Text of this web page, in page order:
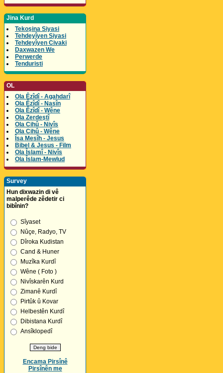
Jina Kurd
Tekoşina Siyasi
Tehdeyîyen Siyasi
Tehdeyîyen Civaki
Daxwazen We
Perwerde
Tenduristi
OL
Ola Êzîdî - Agahdarî
Ola Êzîdî - Nasîn
Ola Êzîdî - Wêne
Ola Zerdeştî
Ola Cihû - Nivîs
Ola Cihû - Wêne
Îsa Mesîh - Jesus
Bibel & Jesus - Film
Ola Îslamî - Nivîs
Ola Îslam-Mewlud
Survey
Hun dixwazin di vê
malperêde zêdetir ci
bibînin?
Sîyaset
Nûçe, Radyo, TV
Dîroka Kudistan
Cand & Huner
Muzîka Kurdî
Wêne ( Foto )
Nivîskarên Kurd
Zimanê Kurdî
Pirtûk û Kovar
Helbestên Kurdî
Dibistana Kurdî
Ansîklopedî
Encama Pirsînê
Pirsînên me